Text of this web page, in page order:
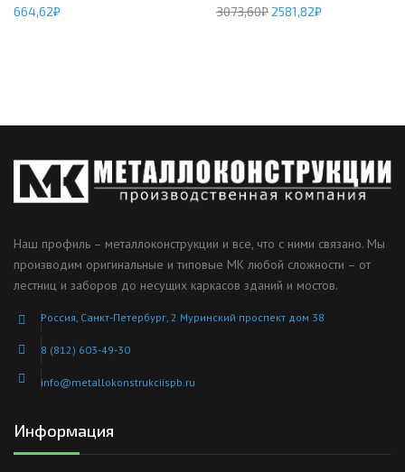
664,62₽
3073,60₽ 2581,82₽
Наш профиль – металлоконструкции и все, что с ними связано. Мы
производим оригинальные и типовые МК любой сложности – от
лестниц и заборов до несущих каркасов зданий и мостов.
Россия, Санкт-Петербург, 2 Муринский проспект дом 38
8 (812) 603-49-30
info@metallokonstrukciispb.ru
Информация